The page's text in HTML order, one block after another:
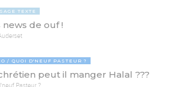
TEXTE
news de ouf !
QUOI D'NEUF PASTEUR ?
peut il manger Halal ???
Pasteur ?